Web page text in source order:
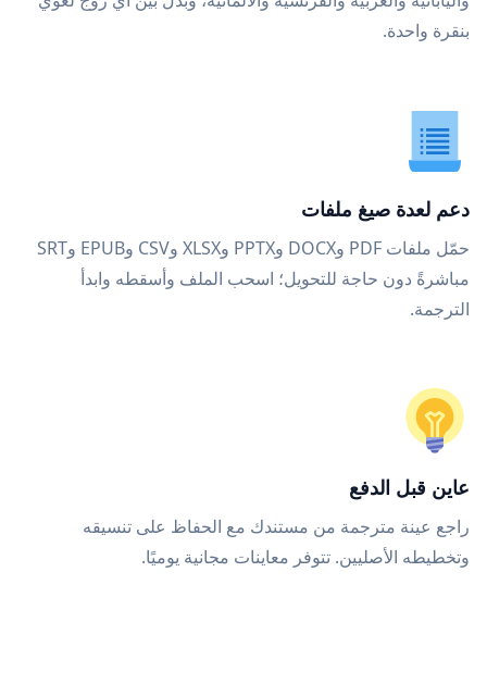
بنقرة واحدة.
دعم لعدة صيغ ملفات
حمّل ملفات PDF وDOCX وPPTX وXLSX وCSV وEPUB وSRT
مباشرةً دون حاجة للتحويل؛ اسحب الملف وأسقطه وابدأ
الترجمة.
عاين قبل الدفع
راجع عينة مترجمة من مستندك مع الحفاظ على تنسيقه
وتخطيطه الأصليين. تتوفر معاينات مجانية يوميًا.